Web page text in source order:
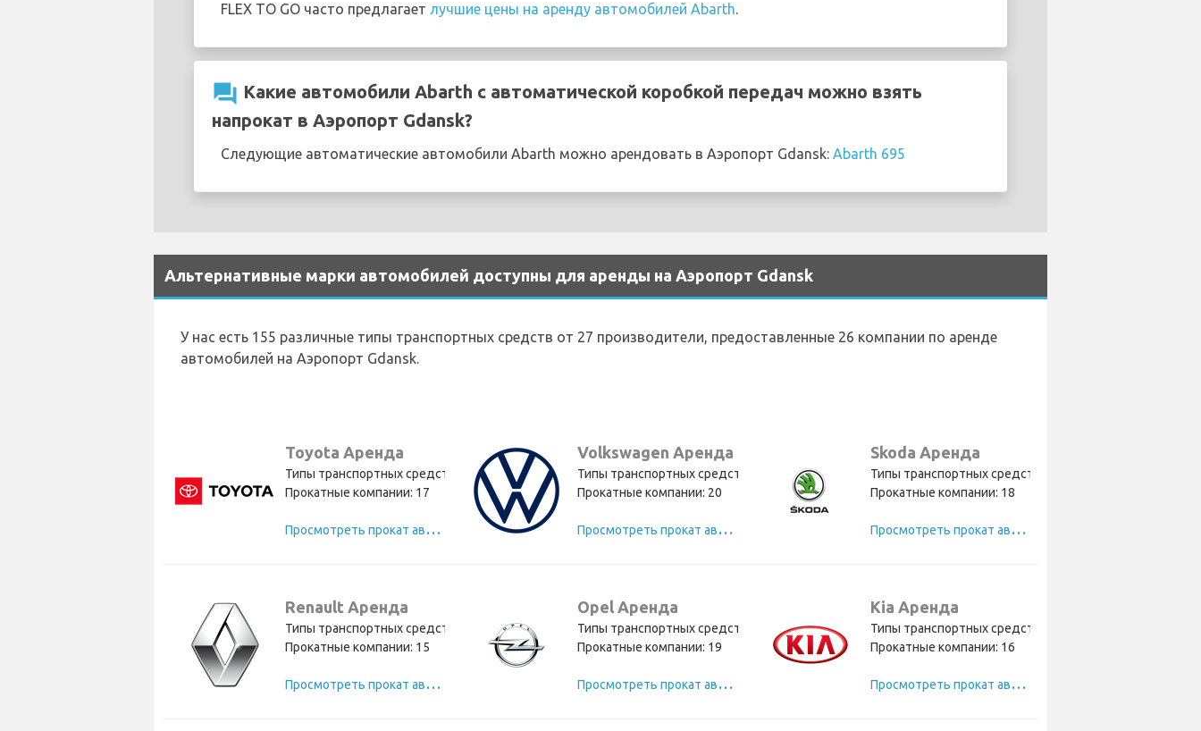
FLEX TO GO часто предлагает лучшие цены на аренду автомобилей Abarth.
question_answer Какие автомобили Abarth с автоматической коробкой передач можно взять
напрокат в Аэропорт Gdansk?
Следующие автоматические автомобили Abarth можно арендовать в Аэропорт Gdansk: Abarth 695
Альтернативные марки автомобилей доступны для аренды на Аэропорт Gdansk
У нас есть 155 различные типы транспортных средств от 27 производители, предоставленные 26 компании по аренде
автомобилей на Аэропорт Gdansk.
Toyota Аренда
Типы транспортных средств: 21
Прокатные компании: 17
П
росмотреть прокат автомобилей Toyota
Volkswagen Аренда
Типы транспортных средств: 12
Прокатные компании: 20
П
росмотреть прокат автомобилей Volkswagen
Skoda Аренда
Типы транспортных средств: 11
Прокатные компании: 18
П
росмотреть прокат автомобилей Skoda
Renault Аренда
Типы транспортных средств: 10
Прокатные компании: 15
П
росмотреть прокат автомобилей Renault
Opel Аренда
Типы транспортных средств: 10
Прокатные компании: 19
П
росмотреть прокат автомобилей Opel
Kia Аренда
Типы транспортных средств: 9
Прокатные компании: 16
П
росмотреть прокат автомобилей Kia